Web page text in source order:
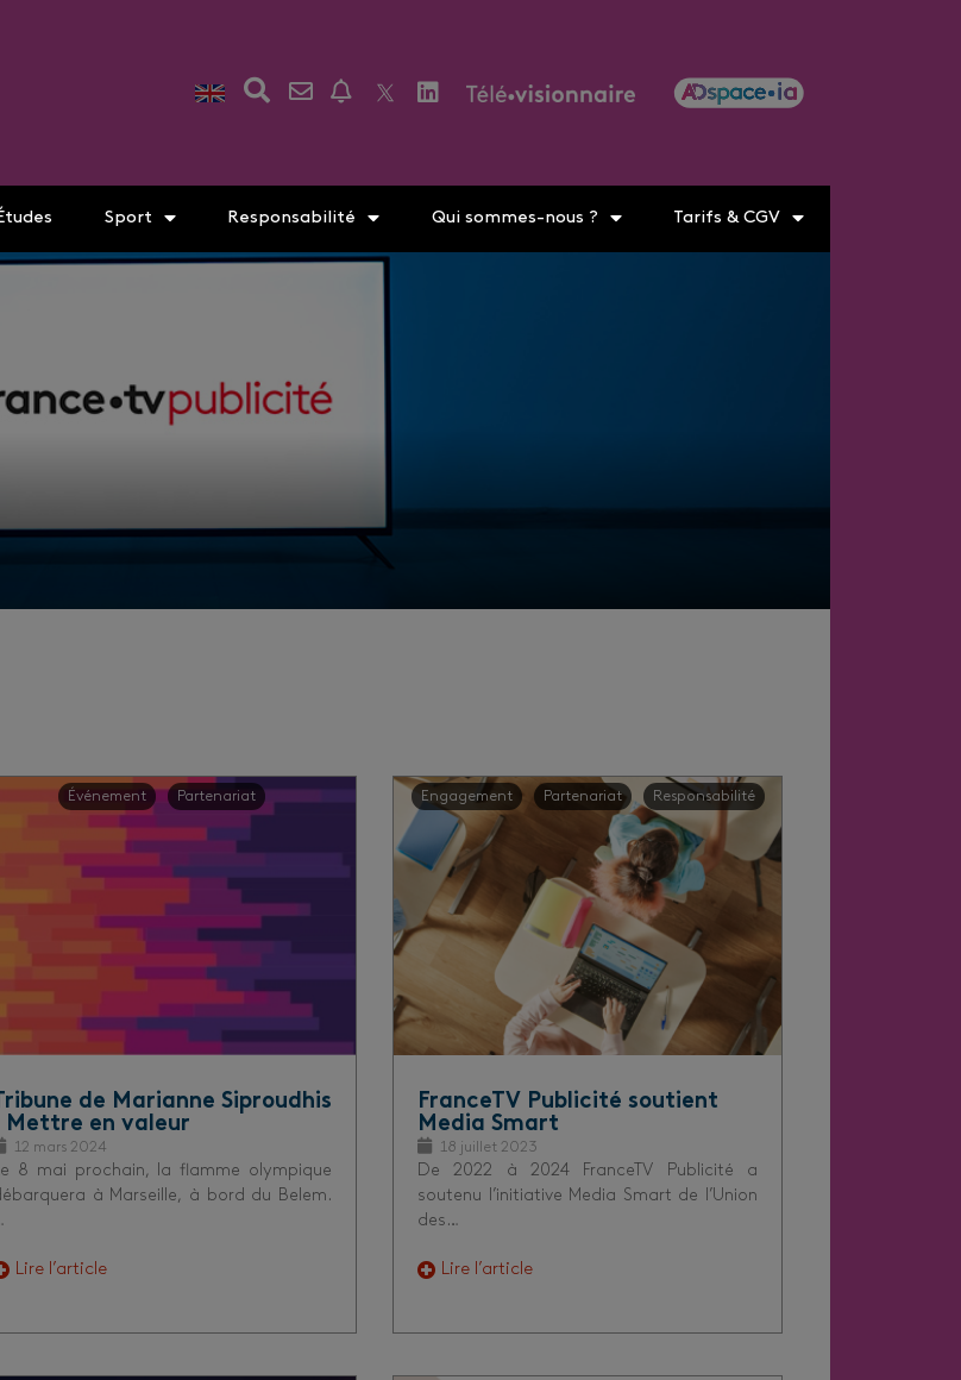
Sport Responsabilité Qui sommes-nous ? Tarifs & CGV
Événement Partenariat
de Marianne Siproudhis
Mettre en valeur
12 mars 2024
8 mai prochain, la flamme olympique
à Marseille, à bord du Belem.
Lire l’article
Engagement Partenariat Responsabilité
FranceTV Publicité soutient
Media Smart
18 juillet 2023
De 2022 à 2024 FranceTV Publicité a
soutenu l’initiative Media Smart de l’Union
des…
Lire l’article